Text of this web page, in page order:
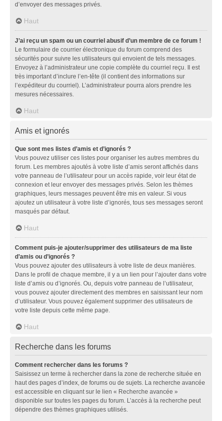
d’envoyer des messages privés.
Haut
J’ai reçu un spam ou un courriel abusif d’un membre de ce forum !
Le formulaire de courrier électronique du forum comprend des
sécurités pour suivre les utilisateurs qui envoient de tels messages.
Envoyez à l’administrateur une copie complète du courriel reçu. Il est
très important d’inclure l’en-tête (il contient des informations sur
l’expéditeur du courriel). L’administrateur pourra alors prendre les
mesures nécessaires.
Haut
Amis et ignorés
Que sont mes listes d’amis et d’ignorés ?
Vous pouvez utiliser ces listes pour organiser les autres membres du
forum. Les membres ajoutés à votre liste d’amis seront affichés dans
votre panneau de l’utilisateur pour un accès rapide, voir leur état de
connexion et leur envoyer des messages privés. Selon les thèmes
graphiques, leurs messages peuvent être mis en valeur. Si vous
ajoutez un utilisateur à votre liste d’ignorés, tous ses messages seront
masqués par défaut.
Haut
Comment puis-je ajouter/supprimer des utilisateurs de ma liste
d’amis ou d’ignorés ?
Vous pouvez ajouter des utilisateurs à votre liste de deux manières.
Dans le profil de chaque membre, il y a un lien pour l’ajouter dans votre
liste d’amis ou d’ignorés. Ou, depuis votre panneau de l’utilisateur,
vous pouvez ajouter directement des membres en saisissant leur nom
d’utilisateur. Vous pouvez également supprimer des utilisateurs de
votre liste depuis cette même page.
Haut
Recherche dans les forums
Comment rechercher dans les forums ?
Saisissez un terme à rechercher dans la zone de recherche située en
haut des pages d’index, de forums ou de sujets. La recherche avancée
est accessible en cliquant sur le lien « Recherche avancée »
disponible sur toutes les pages du forum. L’accès à la recherche peut
dépendre des thèmes graphiques utilisés.